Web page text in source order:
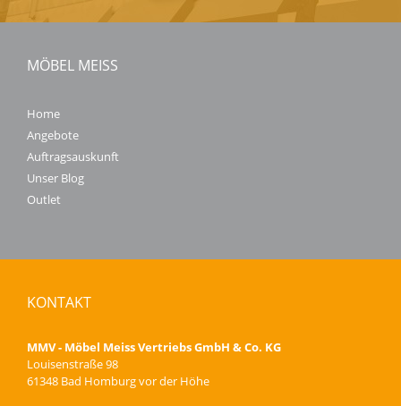
MÖBEL MEISS
Home
Angebote
Auftragsauskunft
Unser Blog
Outlet
KONTAKT
MMV - Möbel Meiss Vertriebs GmbH & Co. KG
Louisenstraße 98
61348 Bad Homburg vor der Höhe